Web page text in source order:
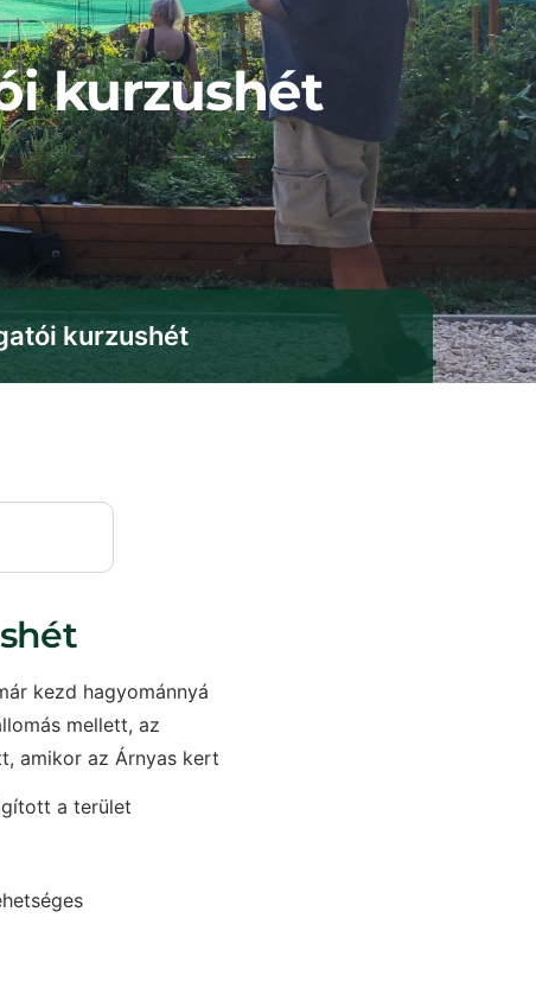
kurzushét
kurzushét
kezd hagyománnyá
mellett, az
amikor az Árnyas kert
a terület